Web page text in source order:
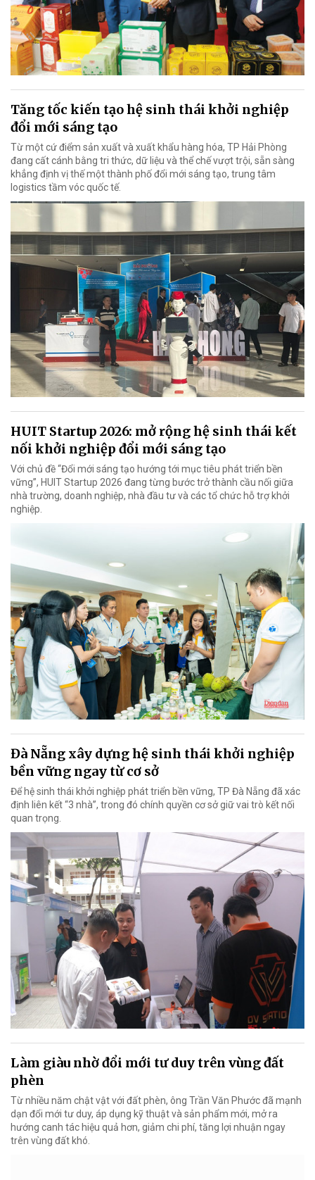
Tăng tốc kiến tạo hệ sinh thái khởi nghiệp
đổi mới sáng tạo
Từ một cứ điểm sản xuất và xuất khẩu hàng hóa, TP Hải Phòng
đang cất cánh bằng tri thức, dữ liệu và thể chế vượt trội, sẵn sàng
khẳng định vị thế một thành phố đổi mới sáng tạo, trung tâm
logistics tầm vóc quốc tế.
HUIT Startup 2026: mở rộng hệ sinh thái kết
nối khởi nghiệp đổi mới sáng tạo
Với chủ đề “Đổi mới sáng tạo hướng tới mục tiêu phát triển bền
vững”, HUIT Startup 2026 đang từng bước trở thành cầu nối giữa
nhà trường, doanh nghiệp, nhà đầu tư và các tổ chức hỗ trợ khởi
nghiệp.
Đà Nẵng xây dựng hệ sinh thái khởi nghiệp
bền vững ngay từ cơ sở
Để hệ sinh thái khởi nghiệp phát triển bền vững, TP Đà Nẵng đã xác
định liên kết “3 nhà”, trong đó chính quyền cơ sở giữ vai trò kết nối
quan trọng.
Làm giàu nhờ đổi mới tư duy trên vùng đất
phèn
Từ nhiều năm chật vật với đất phèn, ông Trần Văn Phước đã mạnh
dạn đổi mới tư duy, áp dụng kỹ thuật và sản phẩm mới, mở ra
hướng canh tác hiệu quả hơn, giảm chi phí, tăng lợi nhuận ngay
trên vùng đất khó.